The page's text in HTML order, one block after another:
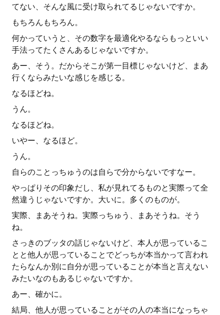
てない、そんな風に受け取られてるじゃないですか。
もちろんもちろん。
何かっていうと、その数字を最適化やるならもっといい
手法ってたくさんあるじゃないですか。
あー、そう。だからそこが第一目標じゃないけど、まあ
行くならみたいな感じを感じる。
なるほどね。
うん。
なるほどね。
いやー、なるほど。
うん。
自らのことっちゅうのは自らで分からないですなー。
やっぱりその印象だし、私が見れてるものと実際って全
然違うじゃないですか。大いに。多くのものが。
実際、まあそうね。実際っちゅう、まあそうね。そう
ね。
さっきのブッタの話じゃないけど、本人が思っているこ
とと他人が思っていることでどっちが本当かって言われ
たらなんか別に自分が思っていることが本当と言えない
みたいなのもあるじゃないですか。
あー、確かに。
結局、他人が思っていることがその人の本当になっちゃ